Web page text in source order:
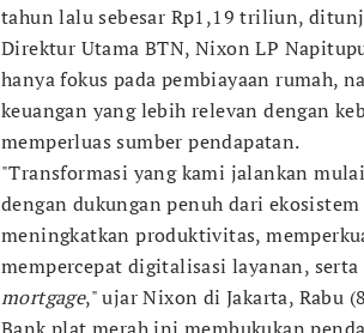
tahun lalu sebesar Rp1,19 triliun,
Direktur Utama BTN, Nixon LP
hanya fokus pada pembiayaan rumah,
keuangan yang lebih relevan dengan
memperluas sumber pendapatan.
"Transformasi yang kami jalankan
dengan dukungan penuh dari
meningkatkan produktivitas,
mempercepat digitalisasi layanan,
mortgage," ujar Nixon di Jakarta, Rabu